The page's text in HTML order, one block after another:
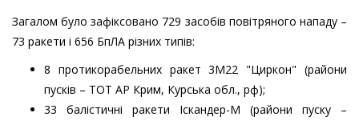
Загалом було зафіксовано 729 засобів повітряного нападу –
73 ракети і 656 БпЛА різних типів:
8 протикорабельних ракет 3М22 "Циркон" (райони
пусків – ТОТ АР Крим, Курська обл., рф);
33 балістичні ракети Іскандер-М (райони пуску –